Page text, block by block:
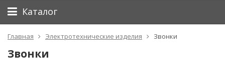
Каталог
Главная Электротехнические изделия Звонки
Звонки